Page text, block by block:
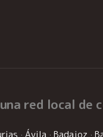
red local de
· Ávila · Badajoz ·